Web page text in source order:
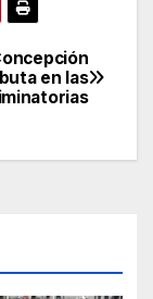
en las